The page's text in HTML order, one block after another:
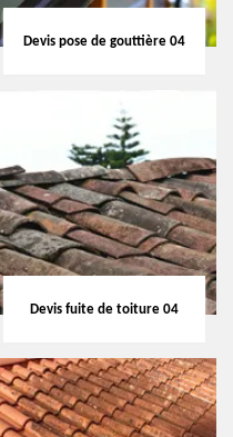
Devis pose de gouttière 04
Devis fuite de toiture 04